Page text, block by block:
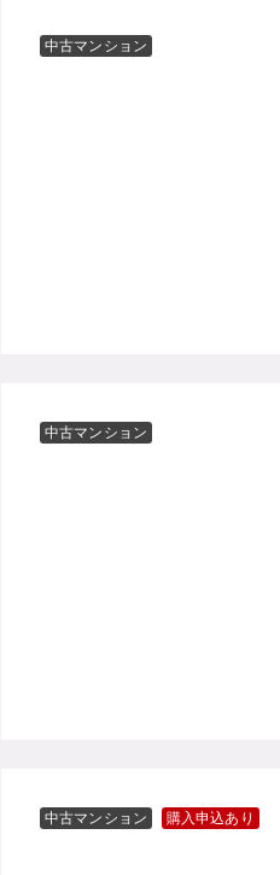
中古マンション
中古マンション
中古マンション 購入申込あり